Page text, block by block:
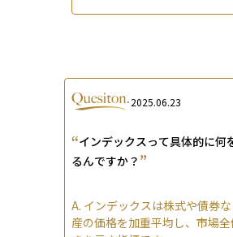
2025.06.23
“インデックスって具体的に何
るんですか？ ”
A. インデックスは株式や債券
産の価格を加重平均し、市場